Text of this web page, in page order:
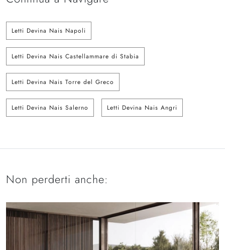
Letti Devina Nais Napoli
Letti Devina Nais Castellammare di Stabia
Letti Devina Nais Torre del Greco
Letti Devina Nais Salerno Letti Devina Nais Angri
Non perderti anche: